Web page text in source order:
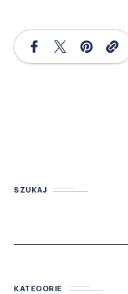
SZUKAJ
KATEGORIE